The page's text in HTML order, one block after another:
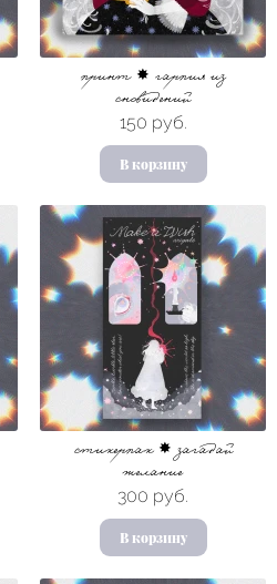
принт ✸ гарпия из
сновидений
150 руб.
В корзину
стикерпак ✸ загадай
желание
300 руб.
В корзину